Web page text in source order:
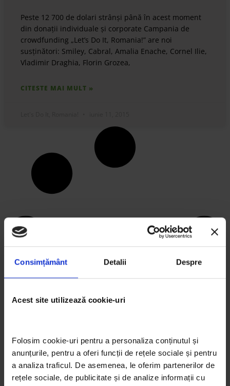
Consimțământ Detalii Despre
Acest site utilizează cookie-uri
Folosim cookie-uri pentru a personaliza conținutul și
anunțurile, pentru a oferi funcții de rețele sociale și pentru
a analiza traficul. De asemenea, le oferim partenerilor de
rețele sociale, de publicitate și de analize informații cu
Peste 12 700 de dolari strânși până în acest moment
din donații individuale și corporate Campania de
crowdfunding „Let’s Do It, Romania!” are noi
susținători: Smiley, Cabral, Amalia Enache, Cornel Ilie,
Vladimir Draghia, Florin Grozea,
CITESTE MAI MULT »
ARTICOLE RECENTE
Arta eco prin ochii elevilor: 3 proiecte semifinaliste
Trash Art de la Liceul de Arte Dimitrie Paciurea și